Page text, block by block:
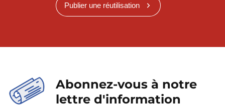
Publier une réutilisation
Abonnez-vous à notre
lettre d'information